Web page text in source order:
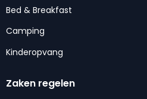
Bed & Breakfast
Camping
Kinderopvang
Zaken regelen